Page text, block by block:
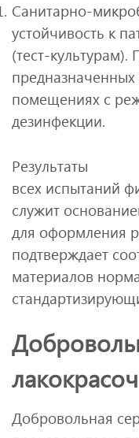
устойчивость к
предназначенных
помещениях с
дезинфекции.
Результаты
всех испытаний
служит
для оформления
подтверждает
материалов
Добровольная